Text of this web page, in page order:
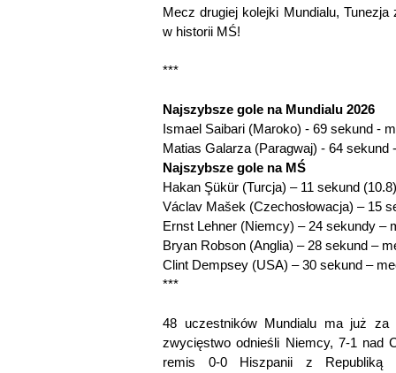
Mecz drugiej kolejki Mundialu,
w historii MŚ!
***
Najszybsze gole na Mundialu 2026
Ismael Saibari (Maroko) - 69 sekund -
Matias Galarza (Paragwaj) - 64 sekund
Najszybsze gole na MŚ
Hakan Şükür (Turcja) – 11 sekund
Václav Mašek (Czechosłowacja) – 15
Ernst Lehner (Niemcy) – 24 sekundy –
Bryan Robson (Anglia) – 28 sekund –
Clint Dempsey (USA) – 30 sekund –
***
48 uczestników Mundialu ma już
zwycięstwo odnieśli Niemcy, 7-1 nad
remis 0-0 Hiszpanii z Republiką